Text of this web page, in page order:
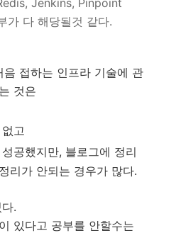
Jenkins, Pinpoint
가 다 해당될것 같다.
접하는 인프라 기술에 관
것은
고
공했지만, 블로그에 정리
리가 안되는 경우가 많다.
.
있다고 공부를 안할수는